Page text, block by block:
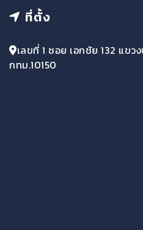
ที่ตั้ง
เลขที่ 1 ซอย เอกชัย 132 แขว
กทม.10150